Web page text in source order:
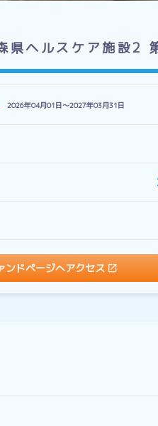
ヘルスケア施設2
2026年04月01日〜2027年03月31日
ンドページへアクセス